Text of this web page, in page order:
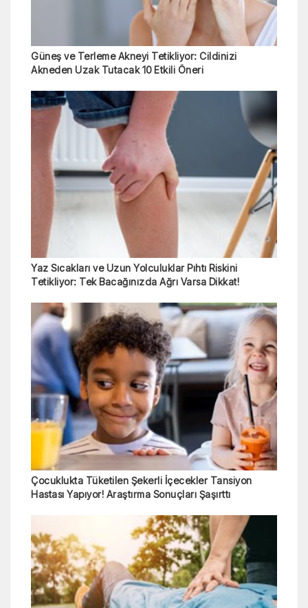
Güneş ve Terleme Akneyi Tetikliyor: Cildinizi
Akneden Uzak Tutacak 10 Etkili Öneri
Yaz Sıcakları ve Uzun Yolculuklar Pıhtı Riskini
Tetikliyor: Tek Bacağınızda Ağrı Varsa Dikkat!
Çocuklukta Tüketilen Şekerli İçecekler Tansiyon
Hastası Yapıyor! Araştırma Sonuçları Şaşırttı